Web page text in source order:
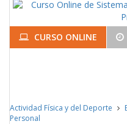
CURSO ONLINE
Actividad Física y del Deporte
Personal